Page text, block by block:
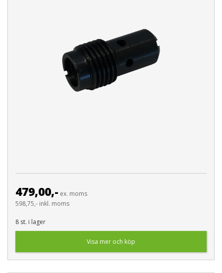
479,00,- ex. moms
598,75,- inkl. moms
8 st. i lager
Visa mer och köp